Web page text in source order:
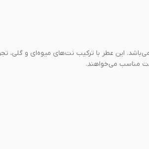
می‌باشد. این عطر با ترکیب نت‌های میوه‌ای و گلی،
مناسب می‌خواهند.